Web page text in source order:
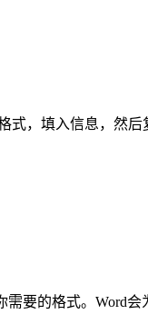
，填入信息，然后
需要的格式。Word